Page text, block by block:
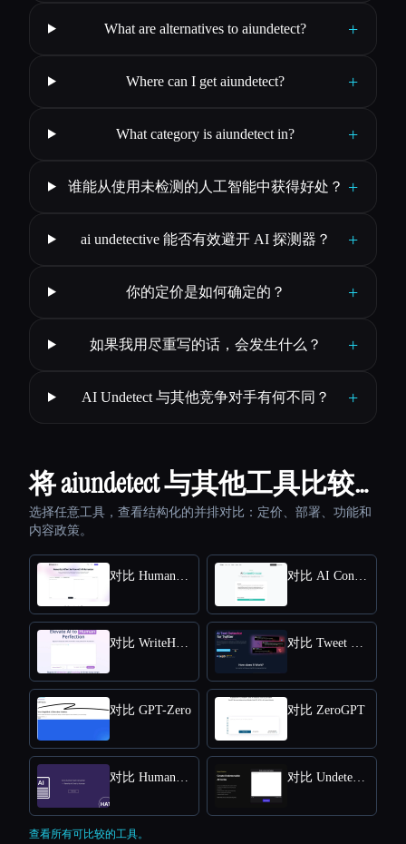
What are alternatives to aiundetect? +
Where can I get aiundetect? +
What category is aiundetect in? +
谁能从使用未检测的人工智能中获得好处？ +
ai undetective 能否有效避开 AI 探测器？ +
你的定价是如何确定的？ +
如果我用尽重写的话，会发生什么？ +
AI Undetect 与其他竞争对手有何不同？ +
将 aiundetect 与其他工具比较…
选择任意工具，查看结构化的并排对比：定价、部署、功能和
内容政策。
对比 GPT-Zero 对比 ZeroGPT
查看所有可比较的工具。